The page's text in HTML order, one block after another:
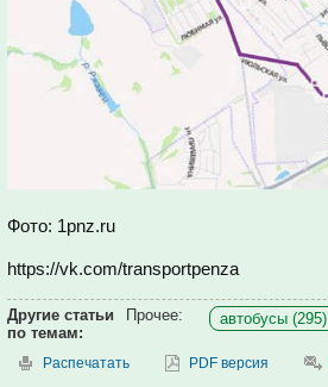
Фото: 1pnz.ru
https://vk.com/transportpenza
Другие статьи
по темам:
Прочее: автобусы (295)
Распечатать PDF версия